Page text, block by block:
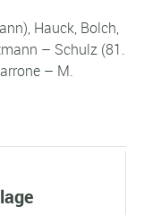
Hauck, Bolch,
– Schulz (81.
– M.